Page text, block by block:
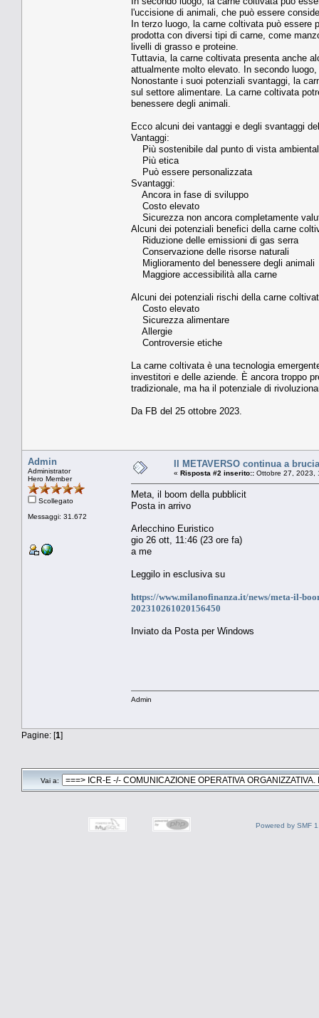
l'uccisione di animali, che può essere
In terzo luogo, la carne coltivata può essere
prodotta con diversi tipi di carne, come
livelli di grasso e proteine.
Tuttavia, la carne coltivata presenta anche
attualmente molto elevato. In secondo
Nonostante i suoi potenziali svantaggi, la
sul settore alimentare. La carne coltivata
benessere degli animali.
Ecco alcuni dei vantaggi e degli svantaggi
Vantaggi:
Più sostenibile dal punto di vista
Più etica
Può essere personalizzata
Svantaggi:
Ancora in fase di sviluppo
Costo elevato
Sicurezza non ancora completamente
Alcuni dei potenziali benefici della carne
Riduzione delle emissioni di gas serra
Conservazione delle risorse naturali
Miglioramento del benessere degli animali
Maggiore accessibilità alla carne
Alcuni dei potenziali rischi della carne
Costo elevato
Sicurezza alimentare
Allergie
Controversie etiche
La carne coltivata è una tecnologia
investitori e delle aziende. È ancora troppo
tradizionale, ma ha il potenziale di
Da FB del 25 ottobre 2023.
Admin
Administrator
Hero Member
Scollegato
Messaggi: 31.672
Il METAVERSO continua a
« Risposta #2 inserito:: Ottobre 27, 2023,
Meta, il boom della pubblicit
Posta in arrivo
Arlecchino Euristico
gio 26 ott, 11:46 (23 ore fa)
a me
Leggilo in esclusiva su
https://www.milanofinanza.it/news/meta-il-
202310261020156450
Inviato da Posta per Windows
Admin
Pagine: [1]
Vai a:
Powered by SMF